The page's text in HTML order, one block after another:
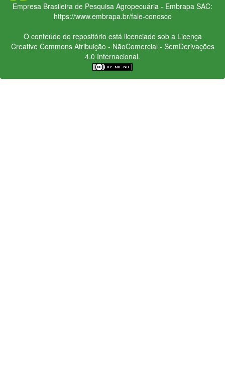
Empresa Brasileira de Pesquisa Agropecuária - Embrapa SAC:
https://www.embrapa.br/fale-conosco
O conteúdo do repositório está licenciado sob a Licença
Creative CommonsAtribuição - NãoComercial - SemDerivações
4.0 Internacional.